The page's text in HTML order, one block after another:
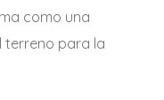
como una
terreno para la